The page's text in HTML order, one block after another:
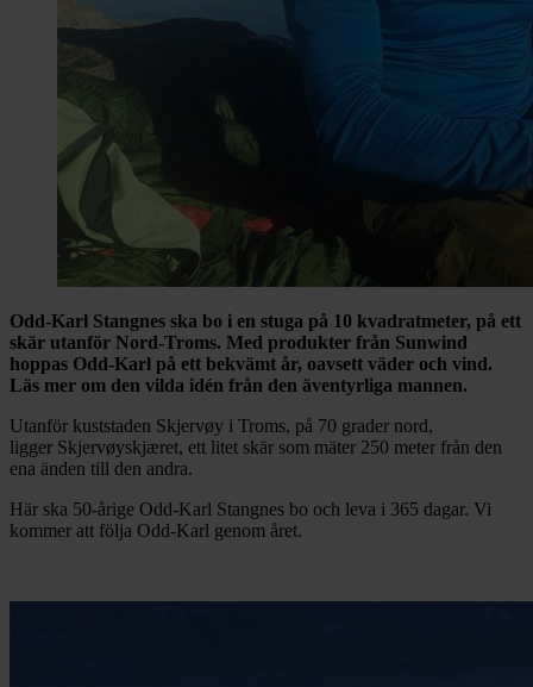
Odd-Karl Stangnes ska bo i en stuga på 10 kvadratmeter, på ett
skär utanför Nord-Troms. Med produkter från Sunwind
hoppas Odd-Karl på ett bekvämt år, oavsett väder och vind.
Läs mer om den vilda idén från den äventyrliga mannen.
Utanför kuststaden Skjervøy i Troms, på 70 grader nord,
ligger Skjervøyskjæret, ett litet skär som mäter 250 meter från den
ena änden till den andra.
Här ska 50-årige Odd-Karl Stangnes bo och leva i 365 dagar. Vi
kommer att följa Odd-Karl genom året.